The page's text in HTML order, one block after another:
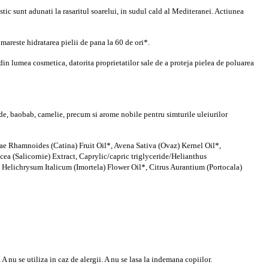
sunt adunati la rasaritul soarelui, in sudul cald al Mediteranei. Actiunea
hidratarea pielii de pana la 60 de ori*.
lumea cosmetica, datorita proprietatilor sale de a proteja pielea de poluarea
baobab, camelie, precum si arome nobile pentru simturile uleiurilor
Rhamnoides (Catina) Fruit Oil*, Avena Sativa (Ovaz) Kernel Oil*,
(Salicornie) Extract, Caprylic/capric triglyceride/Helianthus
Italicum (Imortela) Flower Oil*, Citrus Aurantium (Portocala)
nu se utiliza in caz de alergii. A nu se lasa la indemana copiilor.